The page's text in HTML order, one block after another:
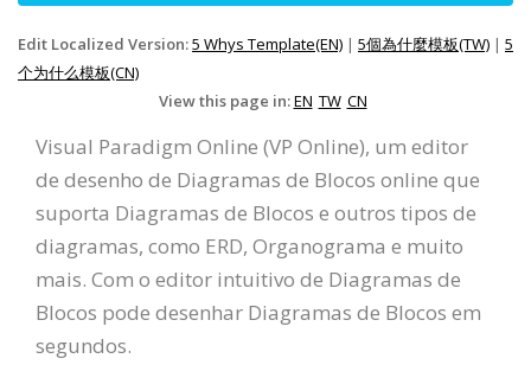
Edit Localized Version:5 Whys Template(EN) | 5個為什麼模板(TW) | 5
个为什么模板(CN)
View this page in:EN TW CN
Visual Paradigm Online (VP Online), um editor
de desenho de Diagramas de Blocos online que
suporta Diagramas de Blocos e outros tipos de
diagramas, como ERD, Organograma e muito
mais. Com o editor intuitivo de Diagramas de
Blocos pode desenhar Diagramas de Blocos em
segundos.